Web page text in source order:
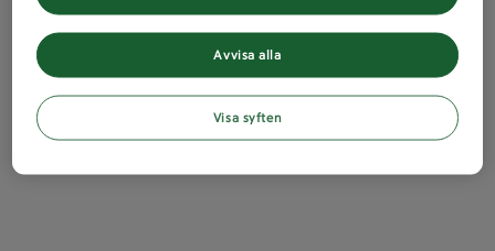
Avvisa alla
Visa syften